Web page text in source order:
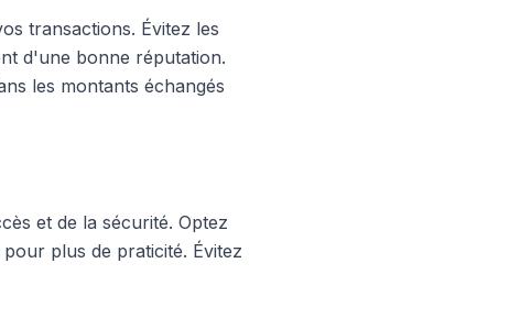
transactions. Évitez les
d'une bonne réputation.
les montants échangés
et de la sécurité. Optez
plus de praticité. Évitez